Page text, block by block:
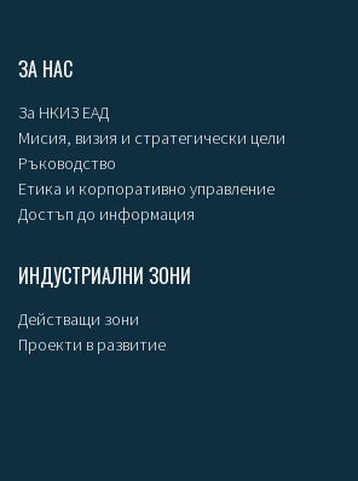
ЗА НАС
За НКИЗ ЕАД
Мисия, визия и стратегически цели
Ръководство
Етика и корпоративно управление
Достъп до информация
ИНДУСТРИАЛНИ ЗОНИ
Действащи зони
Проекти в развитие